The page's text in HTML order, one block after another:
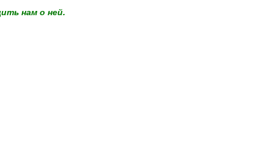
нам о ней.